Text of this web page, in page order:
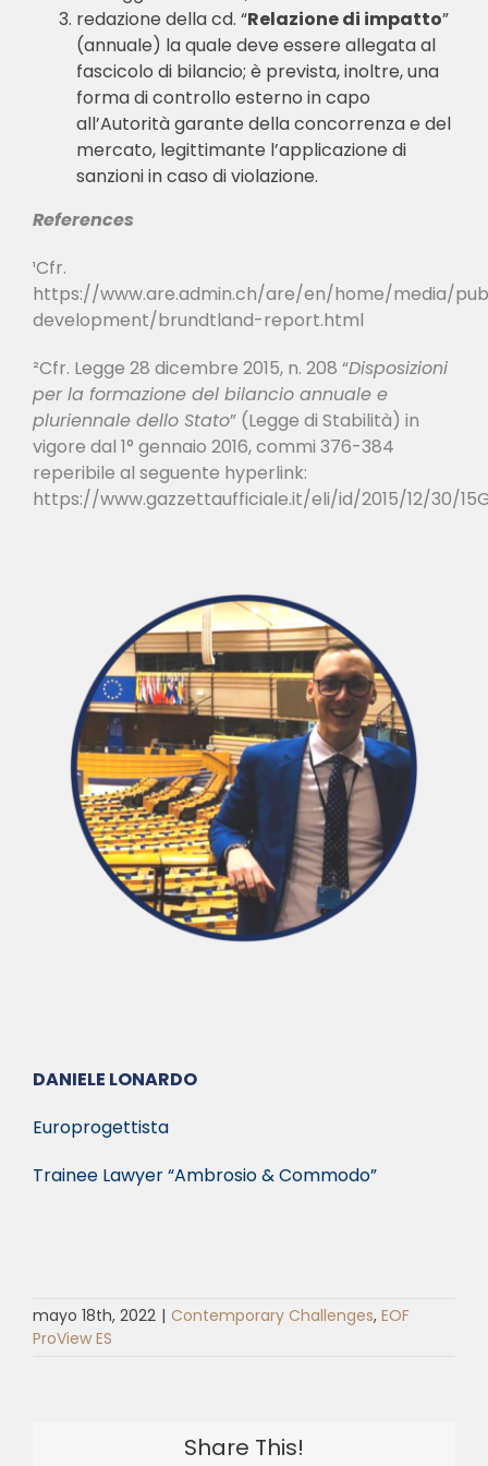
redazione della cd. “Relazione di impatto”
(annuale) la quale deve essere allegata al
fascicolo di bilancio; è prevista, inoltre, una
forma di controllo esterno in capo
all’Autorità garante della concorrenza e del
mercato, legittimante l’applicazione di
sanzioni in caso di violazione.
References
¹Cfr.
https://www.are.admin.ch/are/en/home/media/
development/brundtland-report.html
²Cfr. Legge 28 dicembre 2015, n. 208 “Disposizioni
per la formazione del bilancio annuale e
pluriennale dello Stato” (Legge di Stabilità) in
vigore dal 1° gennaio 2016, commi 376-384
reperibile al seguente hyperlink:
https://www.gazzettaufficiale.it/eli/id/2015/12/30/
DANIELE LONARDO
Europrogettista
Trainee Lawyer “Ambrosio & Commodo”
mayo 18th, 2022 | Contemporary Challenges, EOF
ProView ES
Share This!